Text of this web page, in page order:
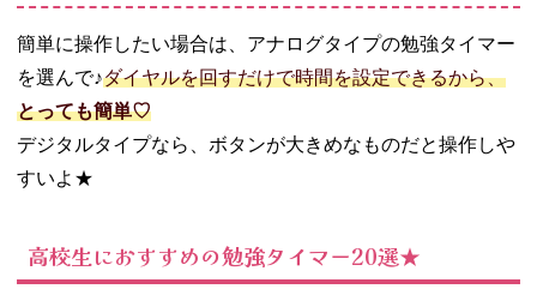
簡単に操作したい場合は、アナログタイプの勉強タイマー
を選んで♪ダイヤルを回すだけで時間を設定できるから、
とっても簡単♡
デジタルタイプなら、ボタンが大きめなものだと操作しや
すいよ★
高校生におすすめの勉強タイマー20選★